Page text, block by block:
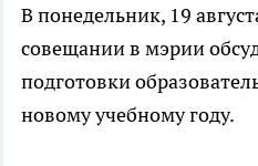
В понедельник, 19
совещании в мэрии
подготовки
новому учебному году.